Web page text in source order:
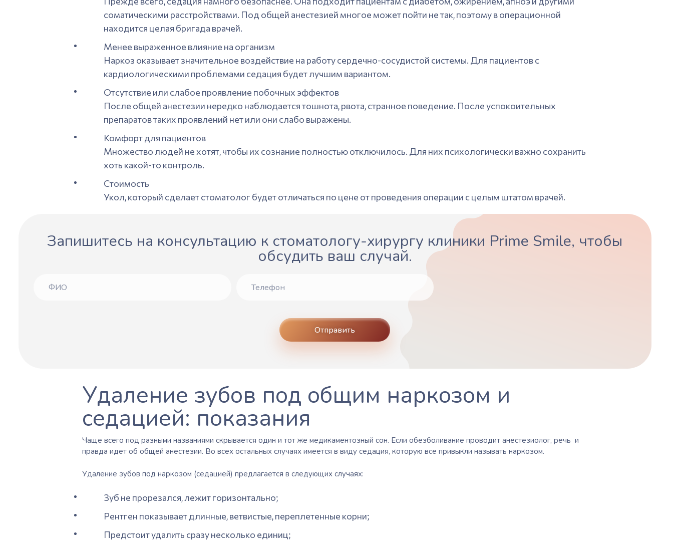
соматическими расстройствами. Под общей анестезией многое может пойти не так, поэтому в операционной
находится целая бригада врачей.
Менее выраженное влияние на организм
Наркоз оказывает значительное воздействие на работу сердечно-сосудистой системы. Для пациентов с
кардиологическими проблемами седация будет лучшим вариантом.
Отсутствие или слабое проявление побочных эффектов
После общей анестезии нередко наблюдается тошнота, рвота, странное поведение. После успокоительных
препаратов таких проявлений нет или они слабо выражены.
Комфорт для пациентов
Множество людей не хотят, чтобы их сознание полностью отключилось. Для них психологически важно сохранить
хоть какой-то контроль.
Стоимость
Укол, который сделает стоматолог будет отличаться по цене от проведения операции с целым штатом врачей.
Запишитесь на консультацию к стоматологу-хирургу клиники Prime Smile, чтобы
обсудить ваш случай.
Отправить
Удаление зубов под общим наркозом и
седацией: показания
Чаще всего под разными названиями скрывается один и тот же медикаментозный сон. Если обезболивание проводит анестезиолог, речь и
правда идет об общей анестезии. Во всех остальных случаях имеется в виду седация, которую все привыкли называть наркозом.
Удаление зубов под наркозом (седацией) предлагается в следующих случаях:
Зуб не прорезался, лежит горизонтально;
Рентген показывает длинные, ветвистые, переплетенные корни;
Предстоит удалить сразу несколько единиц;